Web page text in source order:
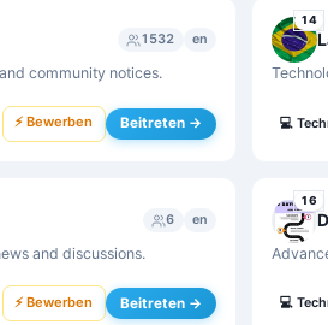
1532 en
community notices.
⚡ Bewerben Beitreten →
14
💻
6 en
and discussions.
⚡ Bewerben Beitreten →
16
💻